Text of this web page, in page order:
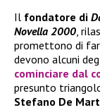
Il fondatore di
Novella 2000,
promettono di
devono alcuni
cominciare dal
presunto
Stefano De